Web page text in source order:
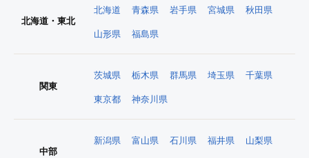
北海道・東北
北海道 青森県 岩手県 宮城県 秋田県
山形県 福島県
関東
茨城県 栃木県 群馬県 埼玉県 千葉県
東京都 神奈川県
中部
新潟県 富山県 石川県 福井県 山梨県